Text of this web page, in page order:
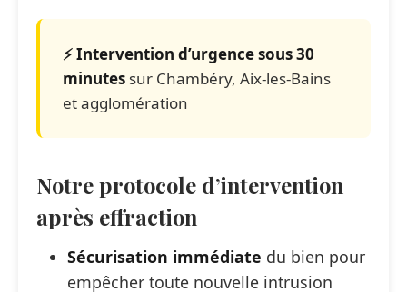
⚡ Intervention d’urgence sous 30
minutes sur Chambéry, Aix-les-Bains
et agglomération
Notre protocole d’intervention
après effraction
Sécurisation immédiate du bien pour
empêcher toute nouvelle intrusion